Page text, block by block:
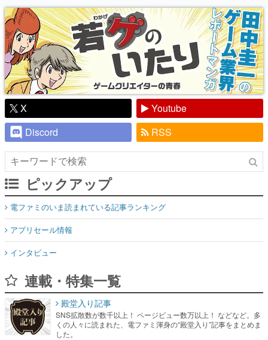
り】
X
Youtube
Discord
RSS
ピックアップ
電ファミのいま読まれている記事ランキング
アプリセール情報
インタビュー
連載・特集一覧
殿堂入り記事
SNS拡散数が数千以上！ ページビュー数万以上！ などなど。多
くの人々に読まれた、電ファミ渾身の“殿堂入り”記事をまとめま
した。